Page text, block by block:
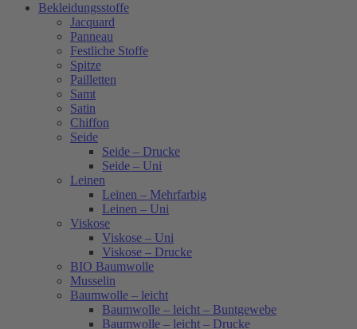
Bekleidungsstoffe
Jacquard
Panneau
Festliche Stoffe
Spitze
Pailletten
Samt
Satin
Chiffon
Seide
Seide – Drucke
Seide – Uni
Leinen
Leinen – Mehrfarbig
Leinen – Uni
Viskose
Viskose – Uni
Viskose – Drucke
BIO Baumwolle
Musselin
Baumwolle – leicht
Baumwolle – leicht – Buntgewebe
Baumwolle – leicht – Drucke